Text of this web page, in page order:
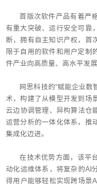
首版次软件产品有着严
有重大突破、运行安全可靠
断，拥有自主知识产权，首
限于自用的软件和用户定制
件产业向高质量、高水平发展
网思科技的“赋能企业数
术，构建了从模型开发到场
云边协调管理、异构算法仓
运营分析的一体化体系，推
集成化迈进。
在技术优势方面，该平
动化运维体系，将复杂的AI
得用户能够轻松实现跨场景